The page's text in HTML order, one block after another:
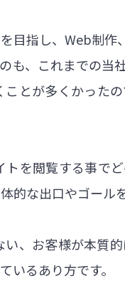
指し、Web制作
も、これまでの当
とが多くかった
を閲覧する事で
な出口やゴール
、お客様が本質
いるあり方です。